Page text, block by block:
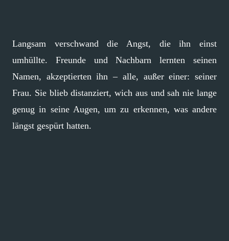
Langsam verschwand die Angst, die ihn einst
umhüllte. Freunde und Nachbarn lernten seinen
Namen, akzeptierten ihn – alle, außer einer: seiner
Frau. Sie blieb distanziert, wich aus und sah nie lange
genug in seine Augen, um zu erkennen, was andere
längst gespürt hatten.